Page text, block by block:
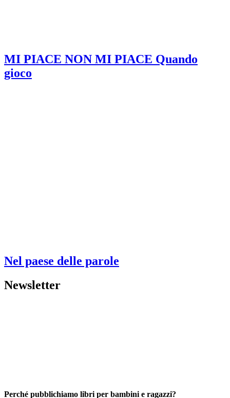
MI PIACE NON MI PIACE Quando
gioco
Nel paese delle parole
Newsletter
Perché pubblichiamo libri per bambini e ragazzi?